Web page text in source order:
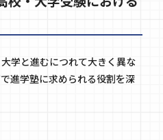
学と進むにつれて大きく異な
進学塾に求められる役割を深